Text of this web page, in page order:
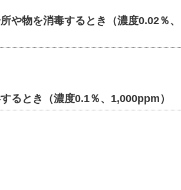
や物を消毒するとき（濃度0.02％、
るとき（濃度0.1％、1,000ppm）